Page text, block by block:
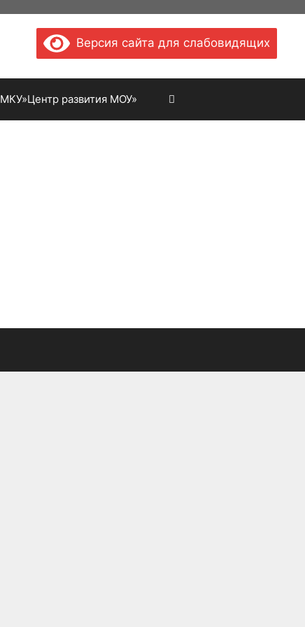
Версия сайта для слабовидящих
МКУ»Центр развития МОУ»